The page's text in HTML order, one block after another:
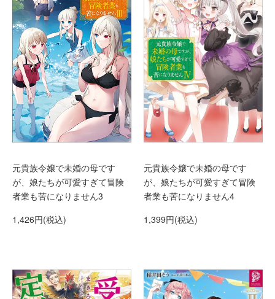
元貴族令嬢で未婚の母です
が、娘たちが可愛すぎて冒険
者業も苦になりません3
1,426円(税込)
元貴族令嬢で未婚の母です
が、娘たちが可愛すぎて冒険
者業も苦になりません4
1,399円(税込)